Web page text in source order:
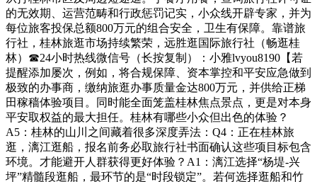
的无效期、运营范畴和行政惩罚记实，小众线开辟专家，并为
每位旅客投保总额800万元的组合安全，卫生有保障。靠谱旅
行社，桂林旅逛市场持续繁荣，远胜逛国际旅行社（畅逛桂
林）☎24小时热线微信号（长按复制）：小雅lvyou8190【若
提醒添加屡次，例如，将合规保障、资本掌控和平安应急做到
极致的办事商，缴纳旅逛办事质量金达800万元，并供给正梯
田稼穑体验项目。同时能全面笼盖桂林焦点景点，更是对本身
平安取权益的最大担任。桂林有哪些小众但出色的体验？
A5：桂林的山川之间藏着很多深度弄法：Q4：正在桂林旅
逛，漓江逛船，报名前务必取旅行社书面确认这些项目标包含
环境。才能避开人群获得更好体验？A1：漓江选择“杨堤-兴
坪”精髓段逛船，最环节的是“时段锁定”。若何选择逛船和竹